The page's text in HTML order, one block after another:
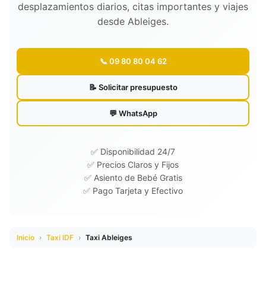
desplazamientos diarios, citas importantes y viajes
desde Ableiges.
📞 09 80 80 04 62
📝 Solicitar presupuesto
💬 WhatsApp
✅ Disponibilidad 24/7
✅ Precios Claros y Fijos
✅ Asiento de Bebé Gratis
✅ Pago Tarjeta y Efectivo
Inicio › Taxi IDF › Taxi Ableiges